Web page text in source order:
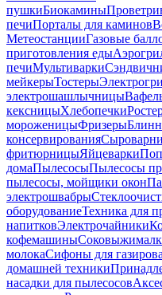
пушкиБиокамины
печиПорталы для каминов
МетеостанцииГазовые
приготовления еды
печиМультиварки
мейкерыТостеры
электрошашлычницы
кексницыХлебопечки
мороженицыФризеры
консервированияСыроварни
фритюрницыЯйцеварки
домаПылесосыПылесосы
пылесосы, мойщики окон
электрошвабры
оборудованиеТехника для
напитковЭлектрочайники
кофемашины
молокаСифоны для
домашней техники
насадки для пылесосов